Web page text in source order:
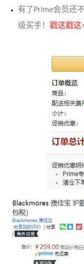
有了Prime会员还
级买手！ 戳这戳这